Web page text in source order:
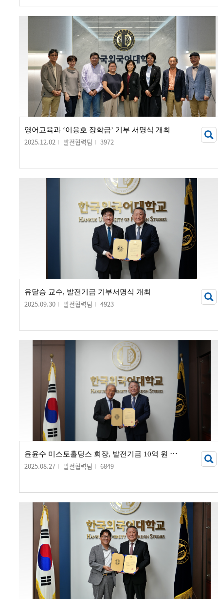
영어교육과 ‘이응호 장학금’ 기부 서명식 개최
2025.12.02 발전협력팀 3972
유달승 교수, 발전기금 기부서명식 개최
2025.09.30 발전협력팀 4923
윤
윤수 미스토홀딩스 회장, 발전기금 10억 원 기부
2025.08.27 발전협력팀 6849